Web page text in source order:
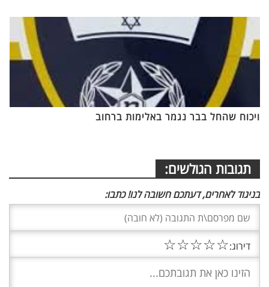
ויכוח שהחל בבר נגמר באלימות ברחוב
תגובות הגולשים:
בניגוד לאחרים, דעתכם חשובה לנו! כתבו:
דירוג:☆
☆
☆
☆
☆